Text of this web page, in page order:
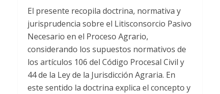
El presente recopila doctrina, normativa y
jurisprudencia sobre el Litisconsorcio Pasivo
Necesario en el Proceso Agrario,
considerando los supuestos normativos de
los artículos 106 del Código Procesal Civil y
44 de la Ley de la Jurisdicción Agraria. En
este sentido la doctrina explica el concepto y